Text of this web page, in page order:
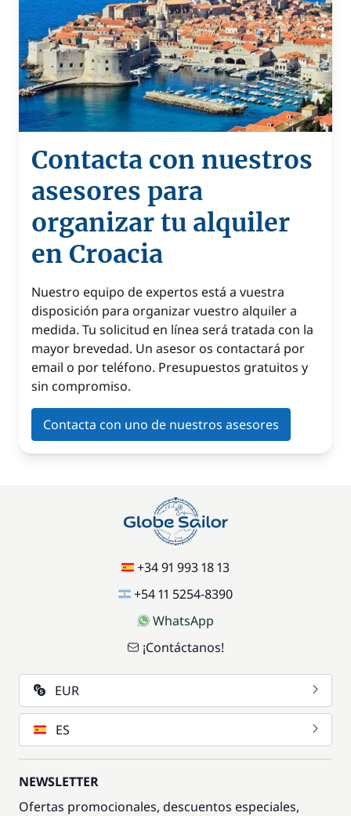
Contacta con nuestros
asesores para
organizar tu alquiler
en Croacia
Nuestro equipo de expertos está a vuestra
disposición para organizar vuestro alquiler a
medida. Tu solicitud en línea será tratada con la
mayor brevedad. Un asesor os contactará por
email o por teléfono. Presupuestos gratuitos y
sin compromiso.
Contacta con uno de nuestros asesores
+34 91 993 18 13
+54 11 5254-8390
WhatsApp
¡Contáctanos!
EUR
ES
NEWSLETTER
Ofertas promocionales, descuentos especiales,